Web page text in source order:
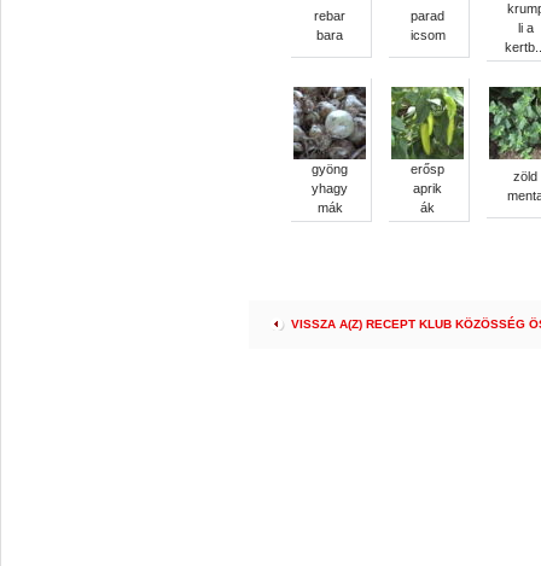
rebar
bara
parad
icsom
li a
gyöng
yhagy
mák
erősp
aprik
ák
zöld
VISSZA A(Z) RECEPT KLUB KÖZÖSSÉG